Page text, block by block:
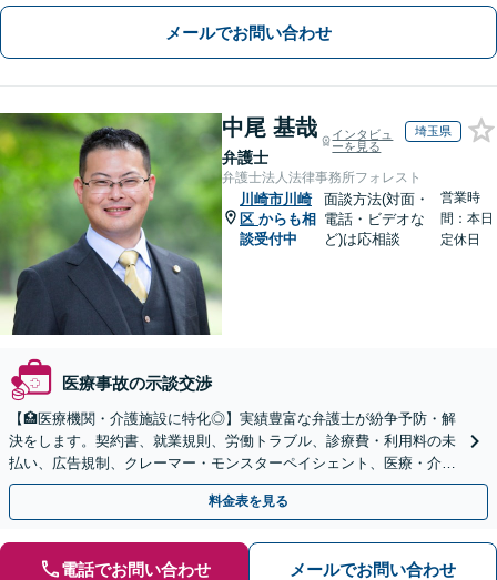
メールでお問い合わせ
中尾 基哉
弁護士
インタビュ
ーを見る
埼玉県
弁護士法人法律事務所フォレスト
川崎市川崎
区 からも相
談受付中
面談方法(対面・
電話・ビデオな
ど)は応相談
営業時
間：本日
定休日
医療事故の示談交渉
【🏥医療機関・介護施設に特化◎】実績豊富な弁護士が紛争予防・解
決をします。契約書、就業規則、労働トラブル、診療費・利用料の未
払い、広告規制、クレーマー・モンスターペイシェント、医療・介護
事故などに対応【顧問契約あり】
料金表を見る
電話でお問い合わせ メールでお問い合わせ